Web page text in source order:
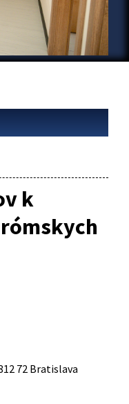
k
72 Bratislava